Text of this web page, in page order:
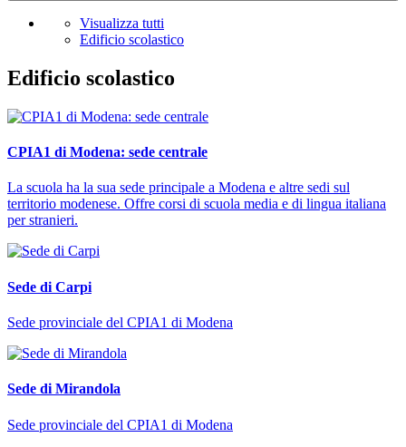
Visualizza tutti
Edificio scolastico
Edificio scolastico
CPIA1 di Modena: sede centrale
La scuola ha la sua sede principale a Modena e altre sedi sul
territorio modenese. Offre corsi di scuola media e di lingua italiana
per stranieri.
Sede di Carpi
Sede provinciale del CPIA1 di Modena
Sede di Mirandola
Sede provinciale del CPIA1 di Modena